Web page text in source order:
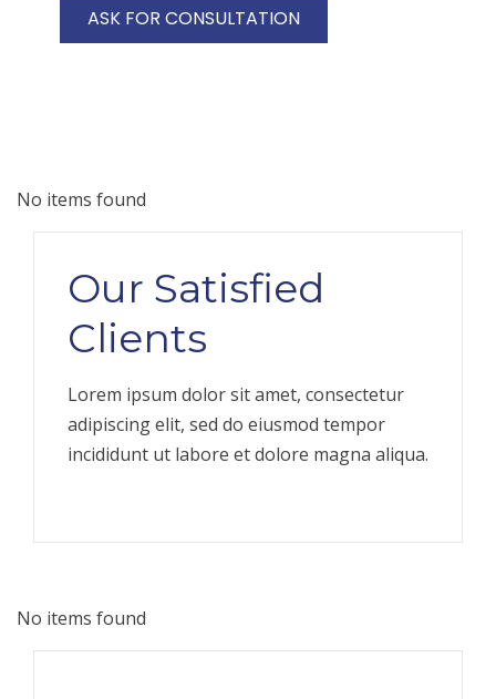
No items found
Our Satisfied
Clients
Lorem ipsum dolor sit amet, consectetur
adipiscing elit, sed do eiusmod tempor
incididunt ut labore et dolore magna aliqua.
No items found